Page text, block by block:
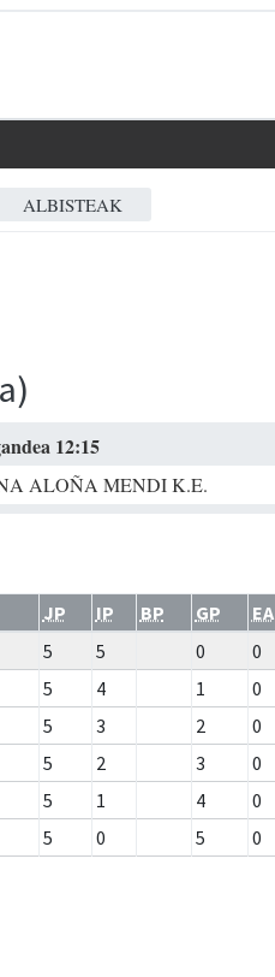
ALBISTEAK
12:15
ALOÑA MENDI K.E.
JP IP BP GP EA
5 5 0 0
5 4 1 0
5 3 2 0
5 2 3 0
5 1 4 0
5 0 5 0